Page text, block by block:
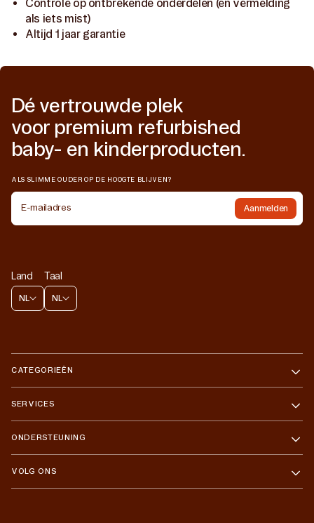
Controle op ontbrekende onderdelen (en vermelding
als iets mist)
Altijd 1 jaar garantie
Land
NL
Taal
NL
Dé vertrouwde plek
voor premium refurbished
baby- en kinderproducten.
CATEGORIEËN
SERVICES
ONDERSTEUNING
VOLG ONS
ALS SLIMME OUDER OP DE HOOGTE BLIJVEN?
E-mailadres Aanmelden